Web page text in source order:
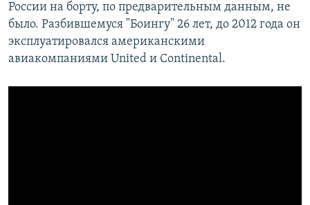
России на борту, по предварительным данным, не
было. Разбившемуся "Боингу" 26 лет, до 2012 года он
эксплуатировался американскими
авиакомпаниями United и Continental.